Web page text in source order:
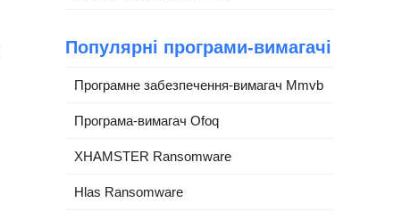
Популярні програми-вимагачі
Програмне забезпечення-вимагач Mmvb
Програма-вимагач Ofoq
XHAMSTER Ransomware
Hlas Ransomware